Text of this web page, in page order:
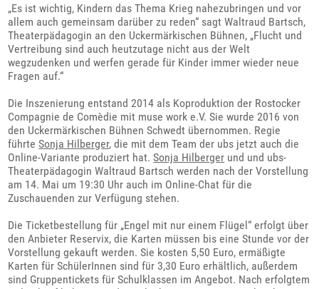
„Es ist wichtig, Kindern das Thema Krieg nahezubringen und vor
allem auch gemeinsam darüber zu reden“ sagt Waltraud Bartsch,
Theaterpädagogin an den Uckermärkischen Bühnen, „Flucht und
Vertreibung sind auch heutzutage nicht aus der Welt
wegzudenken und werfen gerade für Kinder immer wieder neue
Fragen auf.“
Die Inszenierung entstand 2014 als Koproduktion der Rostocker
Compagnie de Comèdie mit muse work e.V. Sie wurde 2016 von
den Uckermärkischen Bühnen Schwedt übernommen. Regie
führteSonja Hilberger, die mit dem Team der ubs jetzt auch die
Online-Variante produziert hat.Sonja Hilberger und und ubs-
Theaterpädagogin Waltraud Bartsch werden nach der Vorstellung
am 14. Mai um 19:30 Uhr auch im Online-Chat für die
Zuschauenden zur Verfügung stehen.
Die Ticketbestellung für „Engel mit nur einem Flügel“ erfolgt über
den Anbieter Reservix, die Karten müssen bis eine Stunde vor der
Vorstellung gekauft werden. Sie kosten 5,50 Euro, ermäßigte
Karten für SchülerInnen sind für 3,30 Euro erhältlich, außerdem
sind Gruppentickets für Schulklassen im Angebot. Nach erfolgtem